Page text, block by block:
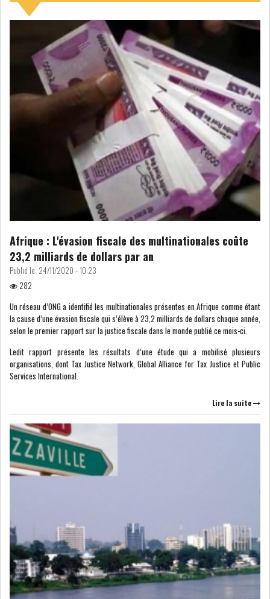
NOMINATIONS
PRIVATISATION & OPV RAPPORTS DE GESTION
INDICATEURS
INTERMÉDIAIRES
DIVERS
ANALYSE MARCHÉ
COMMUNIQUÉS DE
PRESSE
BOURSE DE TUNIS : LE
BOURSE DE TUNIS : LE
TUNINDEX GLISSE LÉG...
BOURSE DE TUNIS : LE REVENU
BOURSE DE TUNIS : LE
FICHES SOCIÉTÉS
COURS DU JOUR
Afrique : L'évasion fiscale des multinationales coûte
23,2 milliards de dollars par an
Publié le: 24/11/2020 - 10:23
282
Un réseau d’ONG a identifié les multinationales présentes en Afrique comme étant
la cause d’une évasion fiscale qui s’élève à 23,2 milliards de dollars chaque année,
selon le premier rapport sur la justice fiscale dans le monde publié ce mois-ci.
Ledit rapport présente les résultats d’une étude qui a mobilisé plusieurs
organisations, dont Tax Justice Network, Global Alliance for Tax Justice et Public
Services International.
Lire la suite